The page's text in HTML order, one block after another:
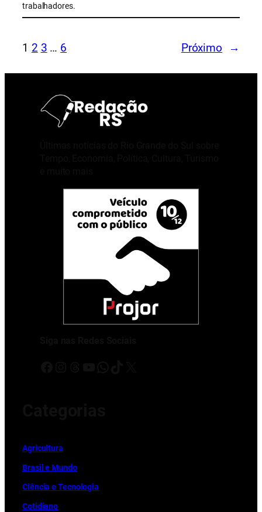
trabalhadores.
1 2 3 … 6 Próximo →
Agricultura
Brasil e Mundo
Ciência e Tecnologia
Cotidiano